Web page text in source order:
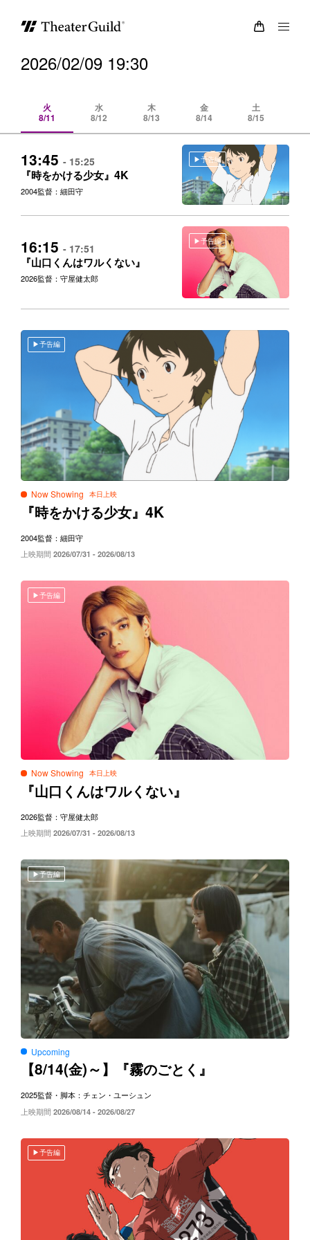
2026/02/09 19:30
火
8/11
水
8/12
木
8/13
金
8/14
土
8/15
予告編
13:45 - 15:25
『時をかける少女』 4K
2004監督：細田守
予告編
16:15 - 17:51
『山口くんはワルくない』
2026監督：守屋健太郎
予告編
Now Showing
『時をかける少女』 4K
2004監督：細田守
上映期間 2026/07/31 - 2026/08/13
予告編
Now Showing
『山口くんはワルくない』
2026監督：守屋健太郎
上映期間 2026/07/31 - 2026/08/13
予告編
Upcoming
【8/14(金)～】『霧のごとく』
2025監督・脚本：チェン・ユーシュン
上映期間 2026/08/14 - 2026/08/27
予告編